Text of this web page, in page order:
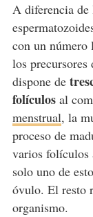
A diferencia de
con un
los
dispone de
folículosal
menstrual, la
proceso de
varios
solo uno de
óvulo. El resto
organismo.